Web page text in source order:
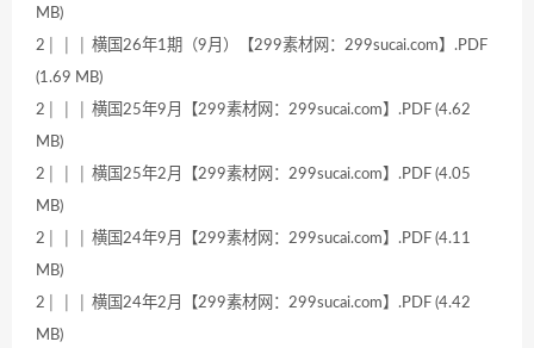
MB)
2│ │ │ 横国26年1期（9月）【299素材网：299sucai.com】.PDF
(1.69 MB)
2│ │ │ 横国25年9月【299素材网：299sucai.com】.PDF (4.62
MB)
2│ │ │ 横国25年2月【299素材网：299sucai.com】.PDF (4.05
MB)
2│ │ │ 横国24年9月【299素材网：299sucai.com】.PDF (4.11
MB)
2│ │ │ 横国24年2月【299素材网：299sucai.com】.PDF (4.42
MB)